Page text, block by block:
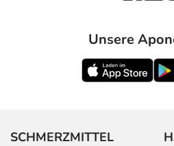
Unsere
SCHMERZMITTEL